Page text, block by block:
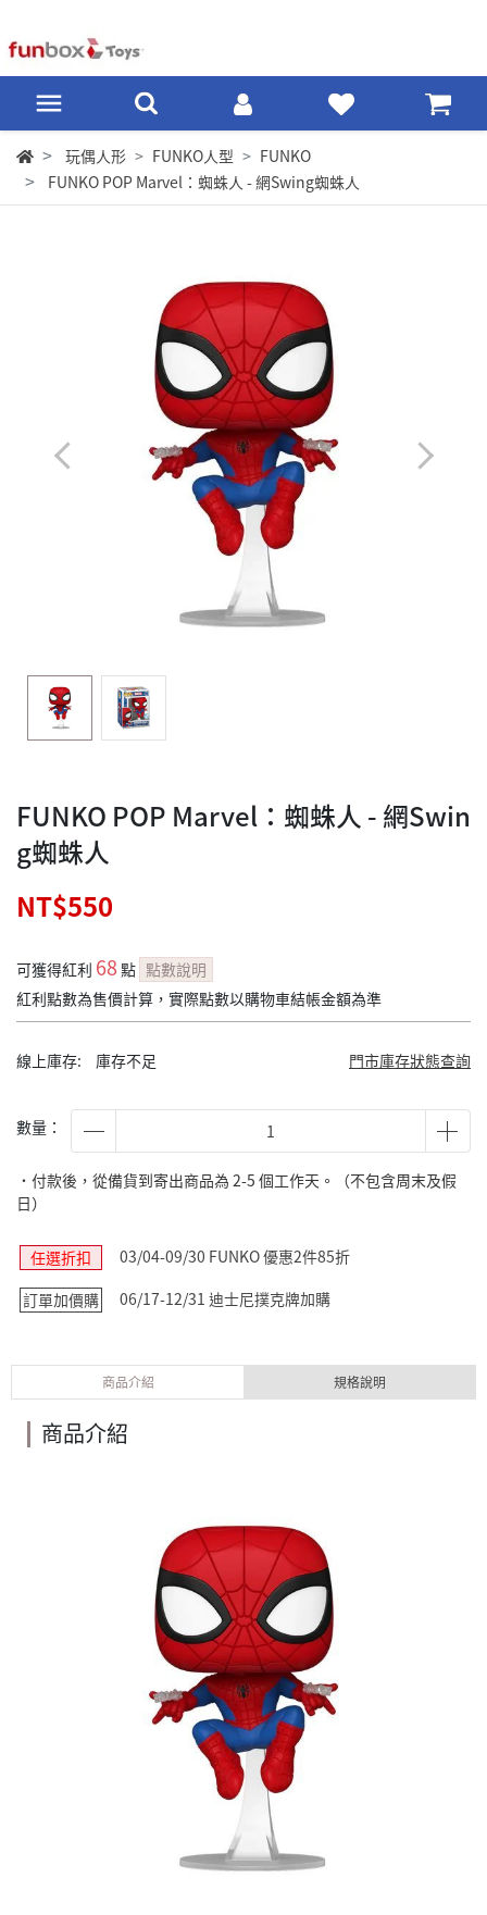
玩偶人形 FUNKO人型
FUNKO
FUNKO POP Marvel：蜘蛛人 - 網Swing蜘蛛人
FUNKO POP Marvel：蜘蛛人 - 網Swin
g蜘蛛人
NT$550
可獲得紅利 68 點 點數說明
紅利點數為售價計算，實際點數以購物車結帳金額為準
線上庫存: 庫存不足 門市庫存狀態查詢
數量：
˙付款後，從備貨到寄出商品為 2-5 個工作天。（不包含周末及假
日）
任選折扣
03/04-09/30 FUNKO 優惠2件85折
訂單加價購
06/17-12/31 迪士尼撲克牌加購
商品介紹 規格說明
商品介紹